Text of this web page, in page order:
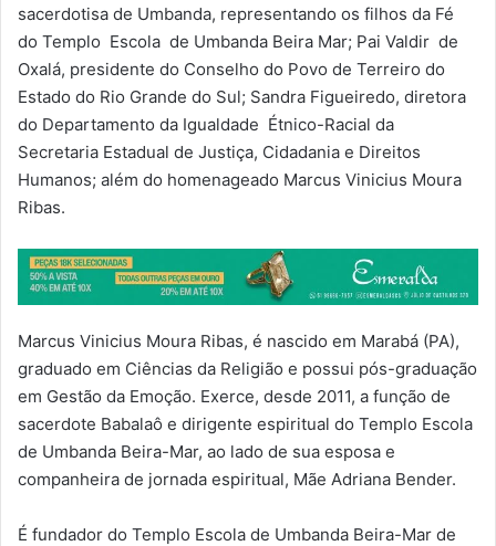
sacerdotisa de Umbanda, representando os filhos da Fé
do Templo Escola de Umbanda Beira Mar; Pai Valdir de
Oxalá, presidente do Conselho do Povo de Terreiro do
Estado do Rio Grande do Sul; Sandra Figueiredo, diretora
do Departamento da Igualdade Étnico-Racial da
Secretaria Estadual de Justiça, Cidadania e Direitos
Humanos; além do homenageado Marcus Vinicius Moura
Ribas.
Marcus Vinicius Moura Ribas, é nascido em Marabá (PA),
graduado em Ciências da Religião e possui pós-graduação
em Gestão da Emoção. Exerce, desde 2011, a função de
sacerdote Babalaô e dirigente espiritual do Templo Escola
de Umbanda Beira-Mar, ao lado de sua esposa e
companheira de jornada espiritual, Mãe Adriana Bender.
É fundador do Templo Escola de Umbanda Beira-Mar de